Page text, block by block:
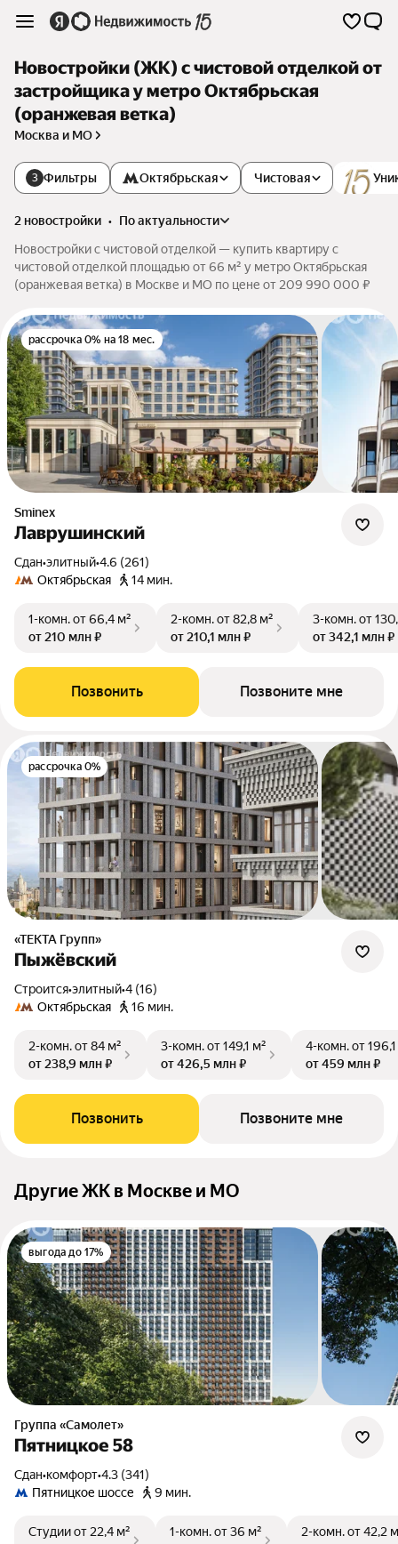
Новостройки (ЖК) с чистовой отделкой от
застройщика у метро Октябрьская
(оранжевая ветка)
Москва и МО
3 Фильтры Октябрьская Чистовая
2 новостройки •
по актуальности
Новостройки с чистовой отделкой — купить квартиру с
чистовой отделкой площадью от 66 м² у метро Октябрьская
(оранжевая ветка) в Москве и МО по цене от 209 990 000 ₽
рассрочка 0% на 18 мес.
Sminex
Лаврушинский
Сдан•элитный•4.6 (261)
Октябрьская
14 мин.
1-комн.от 66,4 м²
от 210 млн ₽
2-комн.от 82,8 м²
от 210,1 млн ₽
3-комн.от
от 342,1 млн ₽
Позвонить Позвоните мне
рассрочка 0%
«ТЕКТА Групп»
Пыжёвский
Строится•элитный•4 (16)
Октябрьская
16 мин.
2-комн.от 84 м²
от 238,9 млн ₽
3-комн.от 149,1 м²
от 426,5 млн ₽
4-комн.от
от 459 млн ₽
Позвонить Позвоните мне
Другие ЖК в Москве и МО
выгода до 17%
Группа «Самолет»
Пятницкое 58
Сдан•комфорт•4.3 (341)
Пятницкое шоссе
9 мин.
Студииот 22,4 м²
1-комн.от 36 м²
2-комн.от 42,2